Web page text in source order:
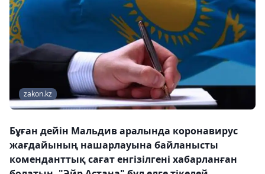
zakon.kz
Бұған дейін Мальдив аралында коронавирус
жағдайының нашарлауына байланысты
коменданттық сағат енгізілгені хабарланған